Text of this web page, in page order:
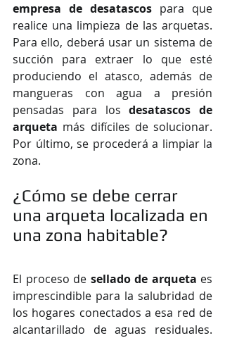
empresa de desatascos para que
realice una limpieza de las arquetas.
Para ello, deberá usar un sistema de
succión para extraer lo que esté
produciendo el atasco, además de
mangueras con agua a presión
pensadas para los desatascos de
arqueta más difíciles de solucionar.
Por último, se procederá a limpiar la
zona.
¿Cómo se debe cerrar
una arqueta localizada en
una zona habitable?
El proceso de sellado de arqueta es
imprescindible para la salubridad de
los hogares conectados a esa red de